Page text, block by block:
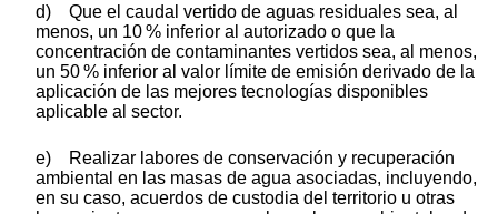
d) Que el caudal vertido de aguas residuales sea, al
menos, un 10 % inferior al autorizado o que la
concentración de contaminantes vertidos sea, al menos,
un 50 % inferior al valor límite de emisión derivado de la
aplicación de las mejores tecnologías disponibles
aplicable al sector.
e) Realizar labores de conservación y recuperación
ambiental en las masas de agua asociadas, incluyendo,
en su caso, acuerdos de custodia del territorio u otras